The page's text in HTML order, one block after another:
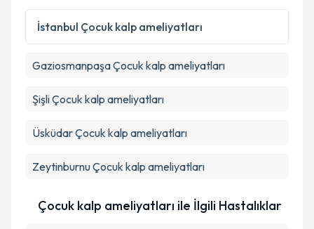
Kişisel verilerimin işlenmesine ilişkin
Metni'ni okudum ve kişisel verilerimin belirtilen
Takvim Talebini Gönder
İstanbul Çocuk kalp ameliyatları
GaziosmanpaşaÇocuk kalp ameliyatları
ŞişliÇocuk kalp ameliyatları
ÜsküdarÇocuk kalp ameliyatları
ZeytinburnuÇocuk kalp ameliyatları
Çocuk kalp ameliyatları ile İlgili Hastalıklar